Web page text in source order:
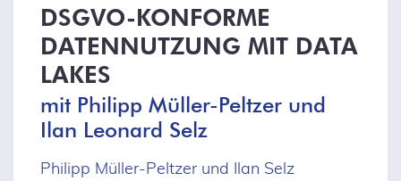
DSGVO-KONFORME
DATENNUTZUNG MIT DATA
LAKES
mit Philipp Müller-Peltzer und
Ilan Leonard Selz
Philipp Müller-Peltzer und Ilan Selz